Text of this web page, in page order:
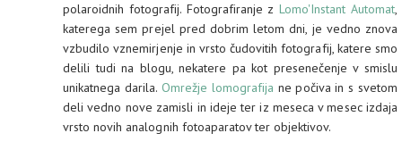
polaroidnih fotografij. Fotografiranje z Lomo'Instant Automat,
katerega sem prejel pred dobrim letom dni, je vedno znova
vzbudilo vznemirjenje in vrsto čudovitih fotografij, katere smo
delili tudi na blogu, nekatere pa kot presenečenje v smislu
unikatnega darila. Omrežje lomografija ne počiva in s svetom
deli vedno nove zamisli in ideje ter iz meseca v mesec izdaja
vrsto novih analognih fotoaparatov ter objektivov.